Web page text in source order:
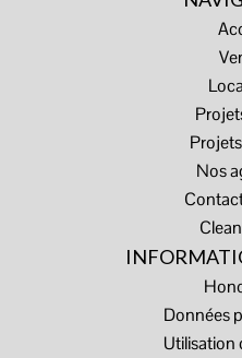
Nos
Données
Utilisation